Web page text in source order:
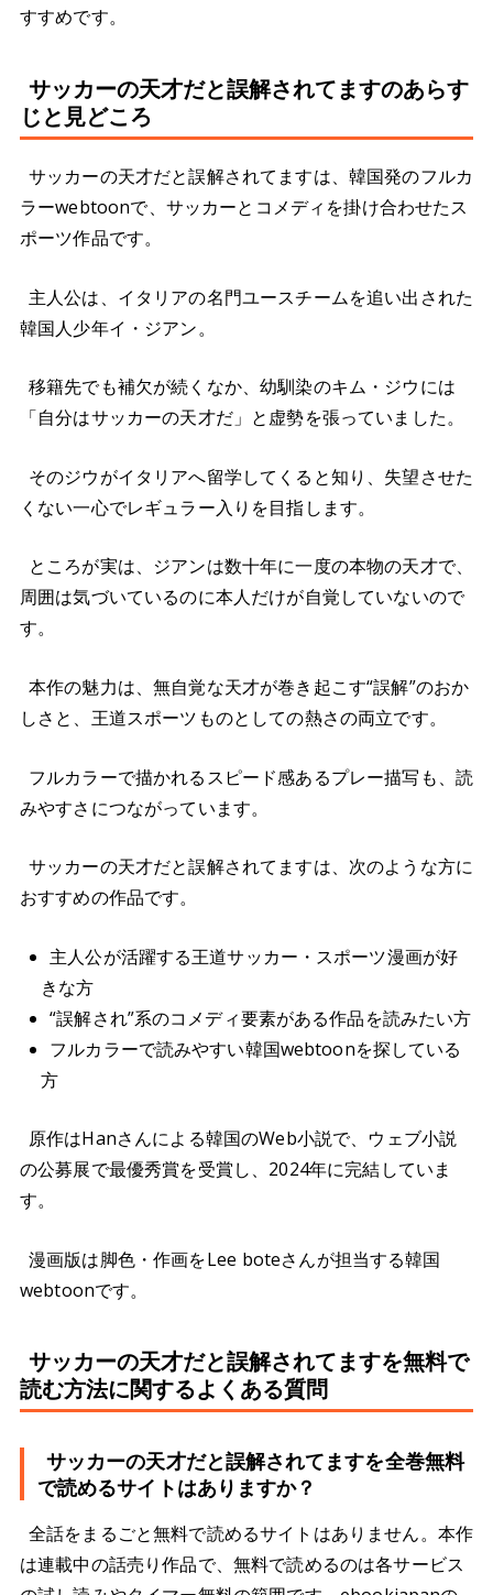
すすめです。
サッカーの天才だと誤解されてますのあらす
じと見どころ
サッカーの天才だと誤解されてますは、韓国発のフルカ
ラーwebtoonで、サッカーとコメディを掛け合わせたス
ポーツ作品です。
主人公は、イタリアの名門ユースチームを追い出された
韓国人少年イ・ジアン。
移籍先でも補欠が続くなか、幼馴染のキム・ジウには
「自分はサッカーの天才だ」と虚勢を張っていました。
そのジウがイタリアへ留学してくると知り、失望させた
くない一心でレギュラー入りを目指します。
ところが実は、ジアンは数十年に一度の本物の天才で、
周囲は気づいているのに本人だけが自覚していないので
す。
本作の魅力は、無自覚な天才が巻き起こす“誤解”のおか
しさと、王道スポーツものとしての熱さの両立です。
フルカラーで描かれるスピード感あるプレー描写も、読
みやすさにつながっています。
サッカーの天才だと誤解されてますは、次のような方に
おすすめの作品です。
主人公が活躍する王道サッカー・スポーツ漫画が好
きな方
“誤解され”系のコメディ要素がある作品を読みたい方
フルカラーで読みやすい韓国webtoonを探している
方
原作はHanさんによる韓国のWeb小説で、ウェブ小説
の公募展で最優秀賞を受賞し、2024年に完結していま
す。
漫画版は脚色・作画をLee boteさんが担当する韓国
webtoonです。
サッカーの天才だと誤解されてますを無料で
読む方法に関するよくある質問
サッカーの天才だと誤解されてますを全巻無料
で読めるサイトはありますか？
全話をまるごと無料で読めるサイトはありません。本作
は連載中の話売り作品で、無料で読めるのは各サービス